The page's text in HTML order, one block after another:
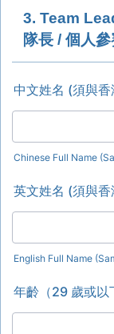
3. Team
隊長 / 個人
中文姓名 (須與
Chinese Full Name
英文姓名 (須與
English Full Name
年齡（29 歲或以